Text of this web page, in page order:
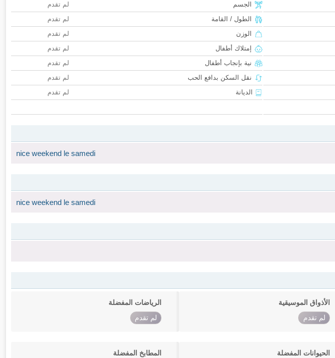
الجسم
لم تقدم
الطول / القامة
لم تقدم
الوزن
لم تقدم
إمتلاك أطفال
لم تقدم
نية بإنجاب أطفال
لم تقدم
نقل السكن بدافع الحب
لم تقدم
الديانة
لم تقدم
nice weekend le samedi
nice weekend le samedi
الأذواق الموسيقية
لم تقدم
الرياضات المفضلة
لم تقدم
الحيوانات المفضلة المطابخ المفضلة